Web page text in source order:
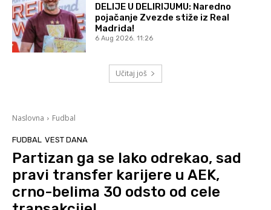
DELIJE U DELIRIJUMU: Naredno
pojačanje Zvezde stiže iz Real
Madrida!
6 Aug 2026. 11:26
Učitaj još